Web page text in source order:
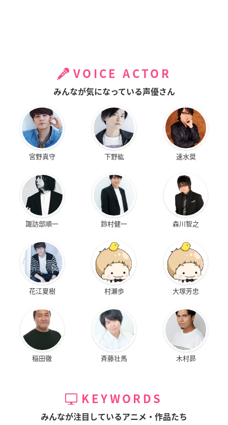
VOICE ACTOR
みんなが気になっている声優さん
宮野真守 下野紘 速水奨
諏訪部順一 鈴村健一 森川智之
花江夏樹 村瀬歩 大塚芳忠
稲田徹 斉藤壮馬 木村昴
KEYWORDS
みんなが注目しているアニメ・作品たち